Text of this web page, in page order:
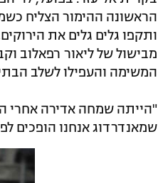
הראשונה ההימור הצליח
ותקפו גלים גלים את
מבישול של ליאור רפאלוב
המשימה והעפילו לשלב
"הייתה שמחה אדירה אחרי
שמאנדרדוג אנחנו הופכים